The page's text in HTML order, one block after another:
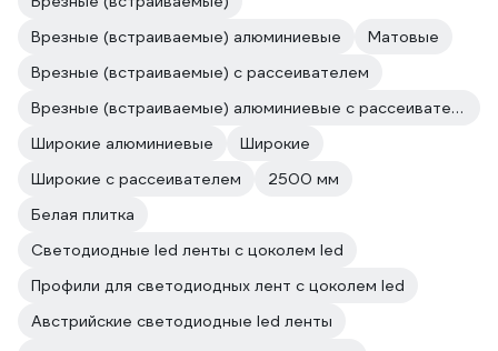
Врезные (встраиваемые) алюминиевые
Матовые
Врезные (встраиваемые) с рассеивателем
Врезные (встраиваемые) алюминиевые с рассеивателем
Широкие алюминиевые
Широкие
Широкие с рассеивателем
2500 мм
Белая плитка
Светодиодные led ленты с цоколем led
Профили для светодиодных лент с цоколем led
Австрийские светодиодные led ленты